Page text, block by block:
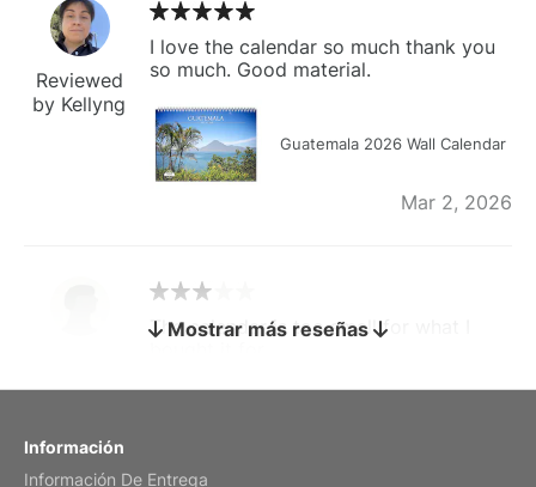
Reviewed
by Kellyng
I love the calendar so much thank you
so much. Good material.
Guatemala 2026 Wall Calendar
Mar 2, 2026
by charles
The calendar is too small for what I
Mostrar más reseñas
Información
Información De Entrega